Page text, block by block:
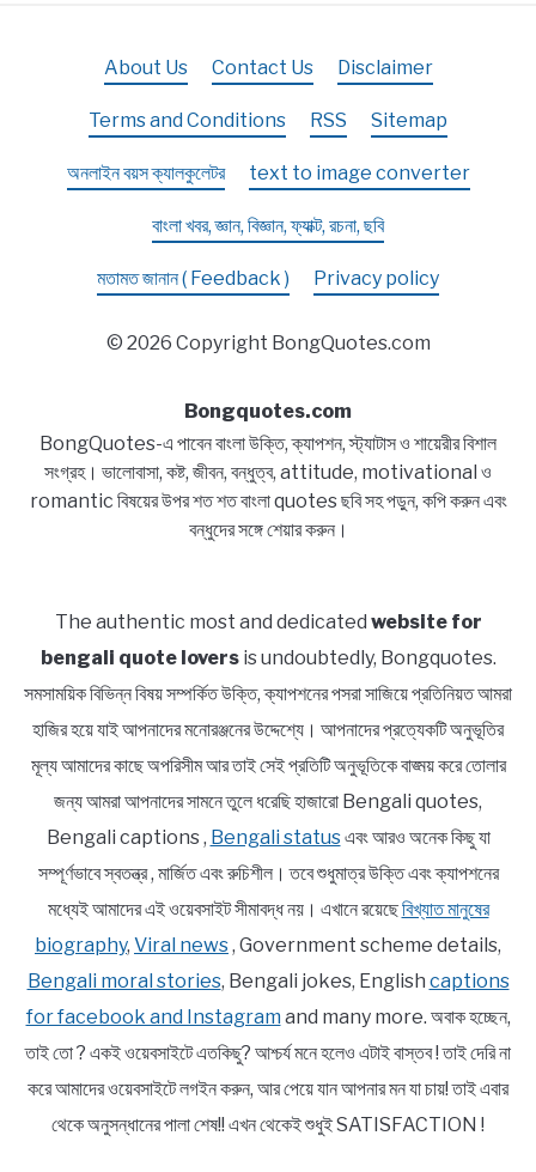
About Us Contact Us Disclaimer
Terms and Conditions RSS Sitemap
অনলাইন বয়স ক্যালকুলেটর text to image converter
বাংলা খবর, জ্ঞান, বিজ্ঞান, ফ্যাক্ট, রচনা, ছবি
মতামত জানান ( Feedback ) Privacy policy
© 2026 Copyright BongQuotes.com
Bongquotes.com
BongQuotes-এ পাবেন বাংলা উক্তি, ক্যাপশন, স্ট্যাটাস ও শায়েরীর বিশাল
সংগ্রহ। ভালোবাসা, কষ্ট, জীবন, বন্ধুত্ব, attitude, motivational ও
romantic বিষয়ের উপর শত শত বাংলা quotes ছবি সহ পড়ুন, কপি করুন এবং
বন্ধুদের সঙ্গে শেয়ার করুন।
The authentic most and dedicated website for
bengali quote loversis undoubtedly, Bongquotes.
সমসাময়িক বিভিন্ন বিষয় সম্পর্কিত উক্তি, ক্যাপশনের পসরা সাজিয়ে প্রতিনিয়ত আমরা
হাজির হয়ে যাই আপনাদের মনোরঞ্জনের উদ্দেশ্যে। আপনাদের প্রত্যেকটি অনুভূতির
মূল্য আমাদের কাছে অপরিসীম আর তাই সেই প্রতিটি অনুভূতিকে বাঙ্ময় করে তোলার
জন্য আমরা আপনাদের সামনে তুলে ধরেছি হাজারো Bengali quotes,
Bengali captions , Bengali statusএবং আরও অনেক কিছু যা
সম্পূর্ণভাবে স্বতন্ত্র , মার্জিত এবং রুচিশীল। তবে শুধুমাত্র উক্তি এবং ক্যাপশনের
মধ্যেই আমাদের এই ওয়েবসাইট সীমাবদ্ধ নয়। এখানে রয়েছেবিখ্যাত মানুষের
biography, Viral news, Government scheme details,
Bengali moral stories, Bengali jokes, English captions
for facebook and Instagram and many more. অবাক হচ্ছেন,
তাই তো ? একই ওয়েবসাইটে এতকিছু? আশ্চর্য মনে হলেও এটাই বাস্তব ! তাই দেরি না
করে আমাদের ওয়েবসাইটে লগইন করুন, আর পেয়ে যান আপনার মন যা চায়! তাই এবার
থেকে অনুসন্ধানের পালা শেষ!! এখন থেকেই শুধুই SATISFACTION !